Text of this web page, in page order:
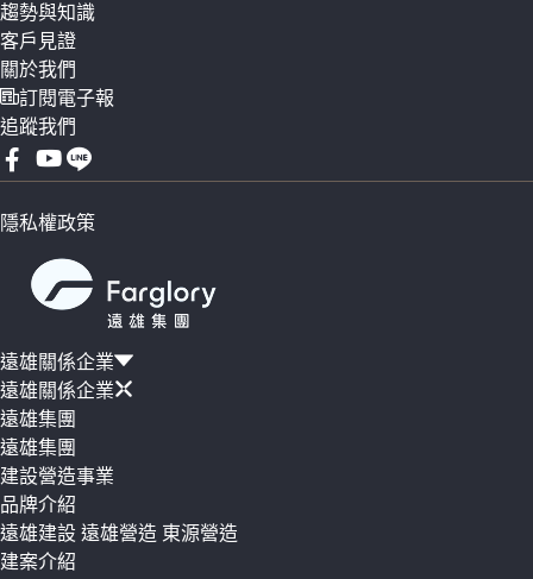
趨勢與知識
客戶見證
關於我們
訂閱電子報
追蹤我們
隱私權政策
遠雄關係企業
遠雄關係企業
遠雄集團
遠雄集團
建設營造事業
品牌介紹
遠雄建設 遠雄營造 東源營造
建案介紹